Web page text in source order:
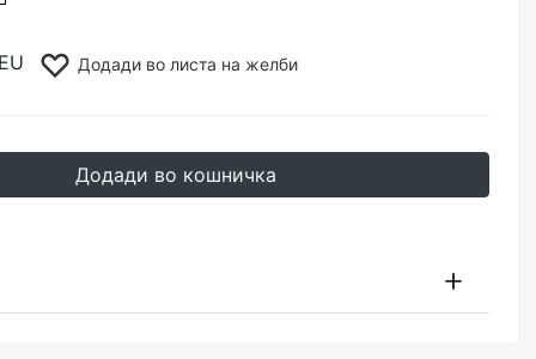
Додади во листа на желби
Додади во кошничка